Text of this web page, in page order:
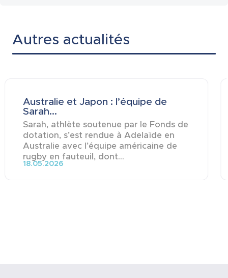
Autres actualités
Australie et Japon : l’équipe de
Sarah...
Sarah, athlète soutenue par le Fonds de
dotation, s’est rendue à Adelaïde en
Australie avec l’équipe américaine de
rugby en fauteuil, dont...
18.05.2026